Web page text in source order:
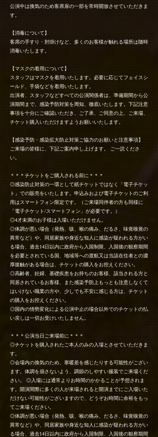
公演中は換気のため客席扉の一部を常時開放させていただきま
す。
【消毒について】
客席の手すり・肘掛けなど、多くのお客様が触れる場所は随時
消毒いたします。
【マスクの着用について】
スタッフはマスクを着用いたします。必要に応じてフェイスシ
ールド、手袋などを着用いたします。
出演者、スタッフなどすべての公演関係者は、準備期間から公
演期間まで、感染予防対策を周知、徹底いたします。下記注意
事項を十分にご確認いただき、ご了承、ご同意の上、ご来場、
チケット購入いただけますようお願いいたします。
【感染予防・感染拡大防止対策ご協力のお願いと注意事項】
ご来場の皆様に、下記ご案内申し上げます。 ご一読くださ
い。
＊＊＊チケットをご購入される前に＊＊＊
◎感染防止対策の一環として紙チケットではなく「電子チケッ
ト」での販売をいたします。申込みおよび電子チケットのご利
用はスマートフォン限定です。（ご来場同伴者の方も同様に
「電子チケット/スマートフォン」が必要です。）
◎4才未満のお子様は入場いただけません。
◎体調が悪い場合（発熱、咳、喉の痛み、だるさ、味覚嗅覚の
異常など）や、同居家族や身近な知人に感染が疑われる方がい
る場合、過去14日以内に政府から入国制限、入国後の観察期間
を必要とされている国、地域等への渡航又は当該在住者との濃
厚接触がある場合は、チケットの購入をお控えください。
◎高齢者、妊婦、基礎疾患をお持ちのお客様、該当される方と
同居されているお客様、また感染予防上もっとも注意しなくて
はいけない職業の方や、少しでも不安に感じる方は、チケット
の購入をお控えください。
◎国内の情勢変化による公演中止の場合以外でのチケットの払
い戻しは一切お受けいたしません。
＊＊＊公演当日ご来場前に＊＊＊
◎チケットを購入されたご本人のみの入場とさせていただきま
す。
◎会場内の換気のため、寒暖差を感じたりする可能性がござい
ます。体調を崩さないよう、調節のしやすい服装でご来場くだ
さい。 ◎入場には通常よりお時間のかかることが予想されま
す。開演間際に多くの人が来場されると開演までにご入場いた
だけない可能性がございますので、どうぞお時間に余裕をもっ
てご来場ください。
◎体調が悪い場合（発熱、咳、喉の痛み、だるさ、味覚嗅覚の
異常など）や、同居家族や身近な知人に感染が疑われる方がい
る場合、過去14日以内に政府から入国制限、入国後の観察期間